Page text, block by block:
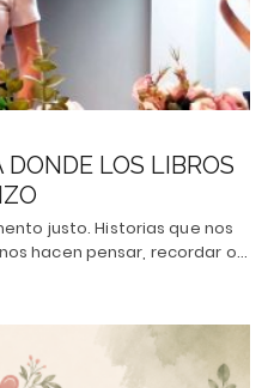
LOS LIBROS
justo. Historias que nos
hacen pensar, recordar o…